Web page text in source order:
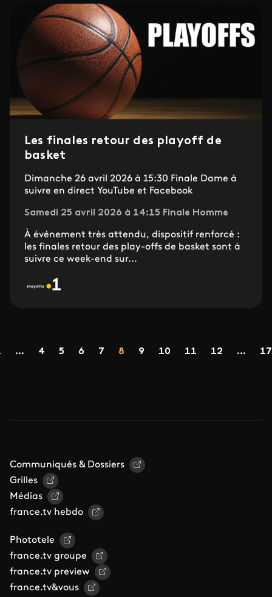
Les finales retour des playoff de
basket
Dimanche 26 avril 2026 à 15:30 Finale Dame à
suivre en direct YouTube et Facebook
Samedi 25 avril 2026 à 14:15 Finale Homme
À événement très attendu, dispositif renforcé :
les finales retour des play-offs de basket sont à
suivre ce week-end sur...
... Page
4 Page
5 Page
6 Page
7 Page
8 Page
9 Page
10 Page
11 Page
12 ...
Communiqués & Dossiers
Grilles
Médias
france.tv hebdo
Phototele
france.tv groupe
france.tv preview
france.tv&vous